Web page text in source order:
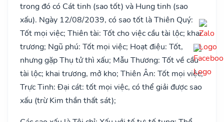
trong đó có Cát tinh (sao tốt) và Hung tinh (sao
xấu). Ngày 12/08/2039, có sao tốt là Thiên Quý:
Tốt mọi việc; Thiên tài: Tốt cho việc cầu tài lộc; khai
trương; Ngũ phú: Tốt mọi việc; Hoạt điệu: Tốt,
nhưng gặp Thụ tử thì xấu; Mẫu Thương: Tốt về cầu
tài lộc; khai trương, mở kho; Thiên Ân: Tốt mọi việc;
Trực Tinh: Đại cát: tốt mọi việc, có thể giải được sao
xấu (trừ Kim thần thất sát);